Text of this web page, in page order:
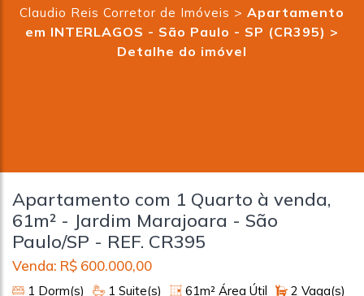
Claudio Reis Corretor de Imóveis > Apartamento
em INTERLAGOS - São Paulo - SP (CR395) >
Detalhe do imóvel
Apartamento com 1 Quarto à venda,
61m² - Jardim Marajoara - São
Paulo/SP - REF. CR395
Venda: R$ 600.000,00
1 Dorm(s) 1 Suite(s) 61m² Área Útil
2 Vaga(s)